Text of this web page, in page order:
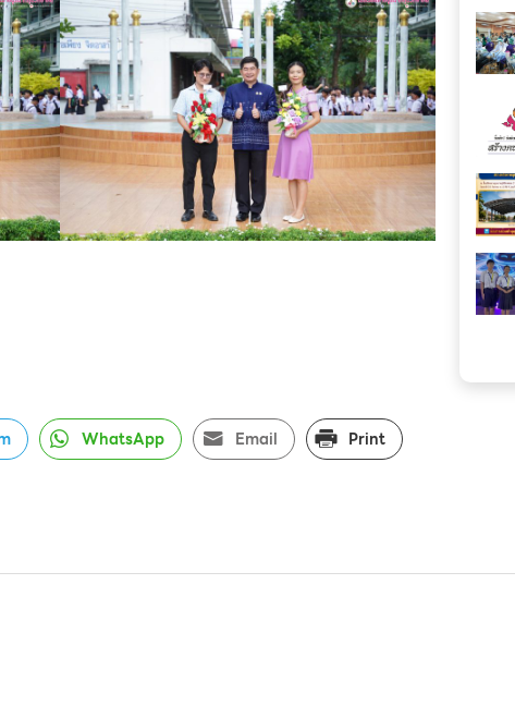
WhatsApp Email Print